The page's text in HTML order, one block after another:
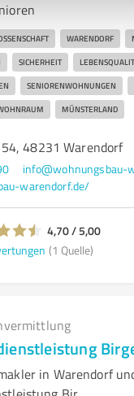
WARENDORF
SICHERHEIT
SENIORENWOHNUNGEN
MÜNSTERLAND
48231 Warendorf
info@wohnungsbau-
warendorf.de/
4,70 / 5,00
(1 Quelle)
in Warendorf